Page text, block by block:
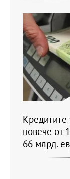
Кредитите
повече от
66 млрд.